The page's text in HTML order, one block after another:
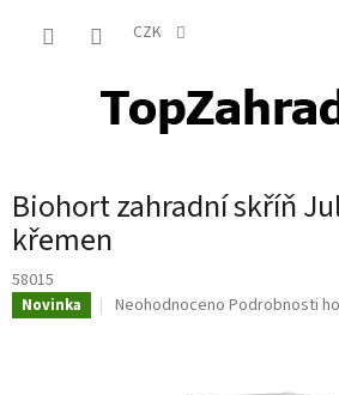
CZK
Biohort zahradní skříň
křemen
58015
Novinka
Průměrné
Neohodnoceno Podrobnosti